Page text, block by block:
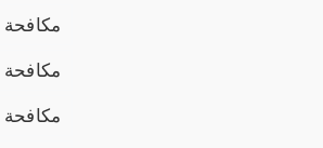
مكافحة
مكافحة